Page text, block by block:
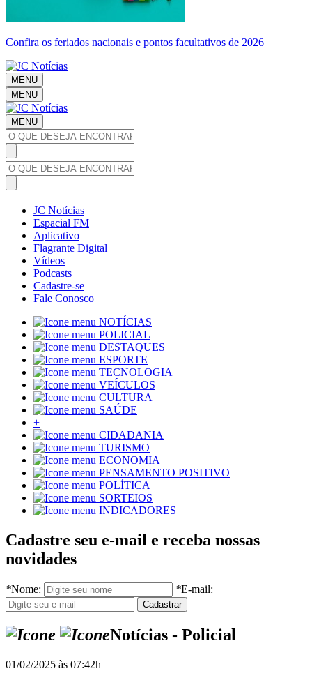
Confira os feriados nacionais e pontos facultativos de 2026
MENU
MENU
MENU
JC Notícias
Espacial FM
Aplicativo
Flagrante Digital
Vídeos
Podcasts
Cadastre-se
Fale Conosco
NOTÍCIAS
POLICIAL
DESTAQUES
ESPORTE
TECNOLOGIA
VEÍCULOS
CULTURA
SAÚDE
+
CIDADANIA
TURISMO
ECONOMIA
PENSAMENTO POSITIVO
POLÍTICA
SORTEIOS
INDICADORES
Cadastre seu e-mail e receba nossas
novidades
*Nome: *E-mail:
Notícias - Policial
01/02/2025 às 07:42h